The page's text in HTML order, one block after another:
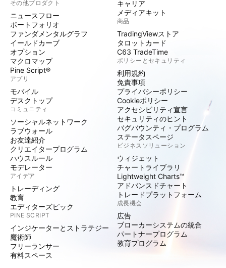
その他プロダクト
ニュースフロー
ポートフォリオ
ファンダメンタルグラフ
イールドカーブ
オプション
マクロマップ
Pine Script®
アプリ
モバイル
デスクトップ
コミュニティ
ソーシャルネットワーク
ラブウォール
お友達紹介
クリエイタープログラム
ハウスルール
モデレーター
アイデア
トレーディング
教育
エディターズピック
PINE SCRIPT
インジケーターとストラテジー
魔術師
フリーランサー
有料スペース
キャリア
メディアキット
商品
TradingViewストア
タロットカード
C63 TradeTime
ポリシーとセキュリティ
利用規約
免責事項
プライバシーポリシー
Cookieポリシー
アクセシビリティ宣言
セキュリティのヒント
バグバウンティ・プログラム
ステータスページ
ビジネスソリューション
ウィジェット
チャートライブラリ
Lightweight Charts™
アドバンスドチャート
トレードプラットフォーム
成長機会
広告
ブローカーシステムの統合
パートナープログラム
教育プログラム